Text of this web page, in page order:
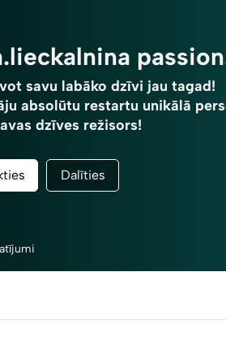
savu labāko dzīvi jau tagad!
absolūtu restartu unikālā
dzīves režisors!
Dalīties